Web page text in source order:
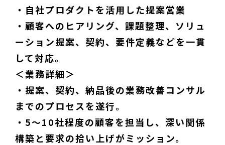
・自社プロダクトを活用した提案営業
・顧客へのヒアリング、課題整理、ソリュ
ーション提案、契約、要件定義などを一貫
して対応。
＜業務詳細＞
・提案、契約、納品後の業務改善コンサル
までのプロセスを遂行。
・5～10社程度の顧客を担当し、深い関係
構築と要求の拾い上げがミッション。